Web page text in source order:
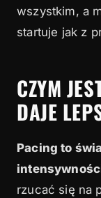
6
wszystkim, a
startuje jak z
CZYM
DAJE
Pacing to
rzucać się na